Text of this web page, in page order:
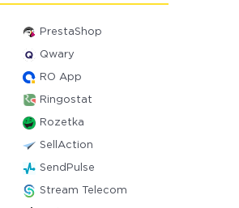
PrestaShop
Qwary
RO App
Ringostat
Rozetka
SellAction
SendPulse
Stream Telecom